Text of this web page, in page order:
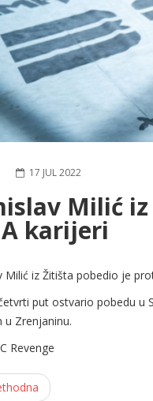
17 JUL 2022
Milić
karijeri
Milić iz Žitišta pobedio je
put ostvario pobedu u
u Zrenjaninu.
Revenge